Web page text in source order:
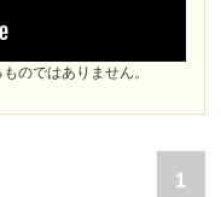
のではありません。
1